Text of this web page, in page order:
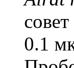
0.1